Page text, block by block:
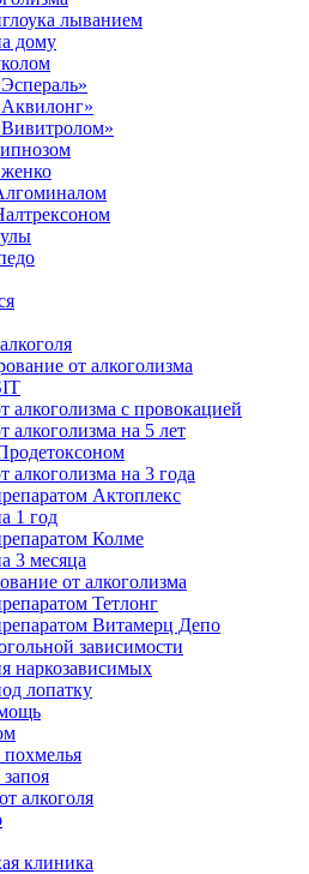
лыванием
дому
от алкоголизма
алкоголизма с провокацией
алкоголизма на 5 лет
алкоголизма на 3 года
Актоплекс
1 год
Колме
3 месяца
от алкоголизма
Тетлонг
Витамерц Депо
зависимости
наркозависимых
лопатку
алкоголя
клиника